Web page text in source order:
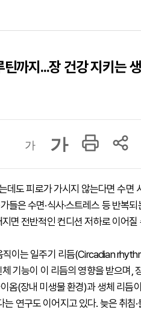
까지...장 건강 지키는
가 가
데도 피로가 가시지 않는다면 수면
들은 수면·식사·스트레스 등 반복
면 전반적인 컨디션 저하로 이어
이는 일주기 리듬(Circadian
기능이 이 리듬의 영향을 받으며,
옴(장내 미생물 환경)과 생체 리듬
연구도 이어지고 있다. 늦은 취침·